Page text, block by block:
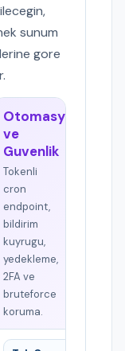
sunum
gore
Otomasyon
ve
Guvenlik
Tokenli
cron
endpoint,
bildirim
kuyrugu,
yedekleme,
2FA ve
bruteforce
koruma.